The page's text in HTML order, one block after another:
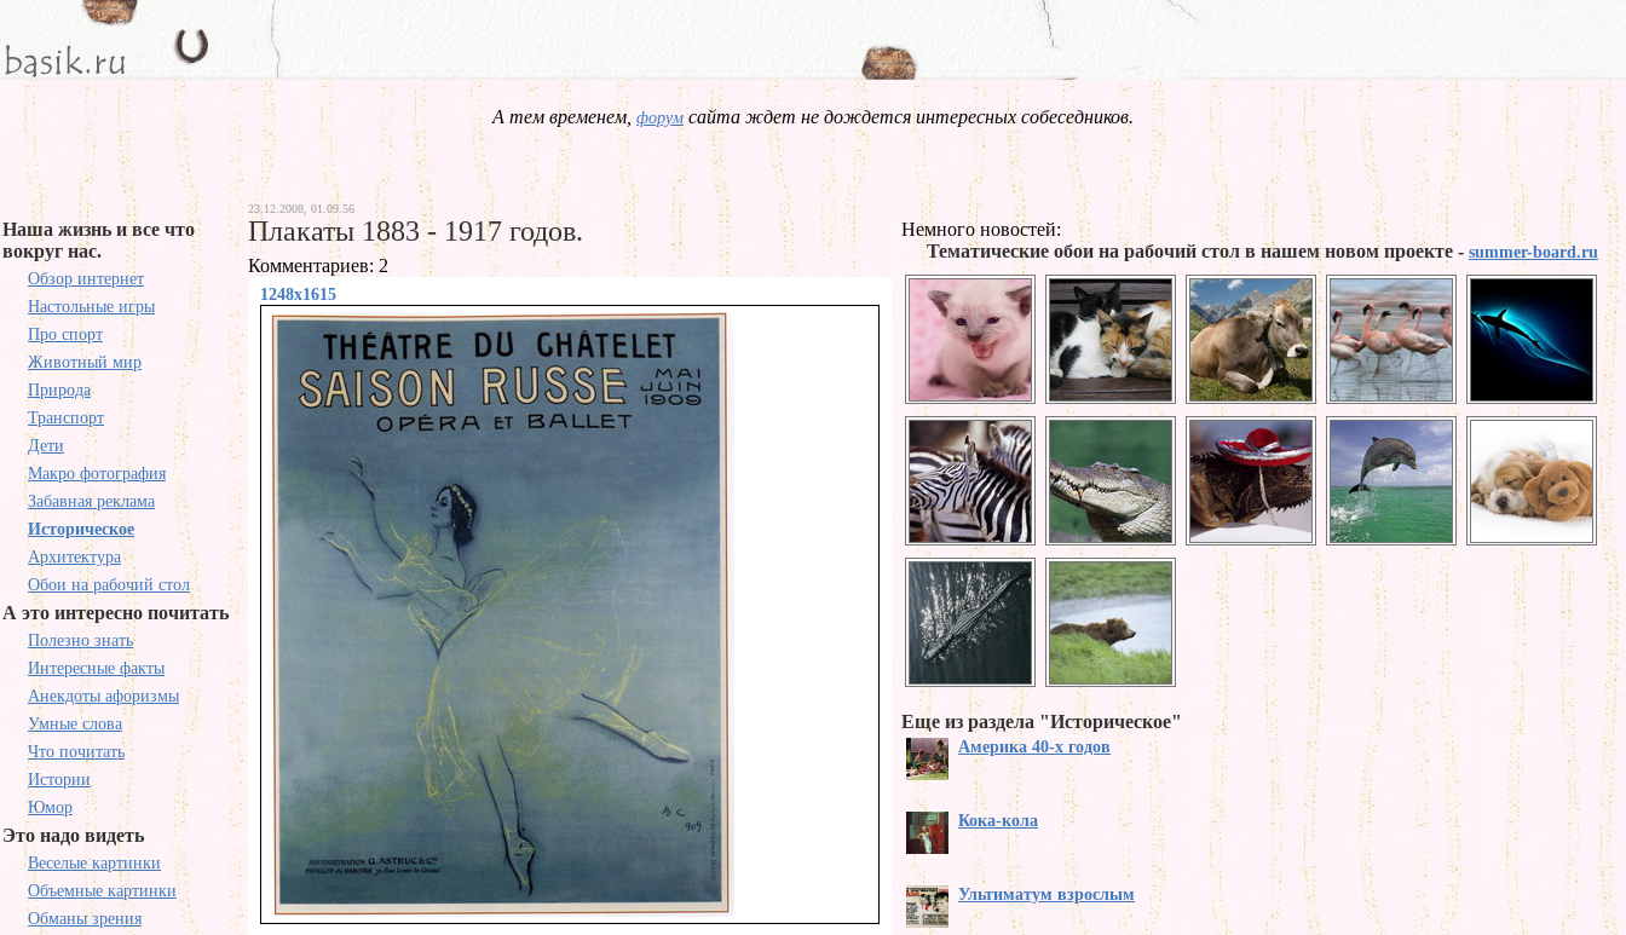
А тем временем, форум сайта ждет не дождется интересных собеседников.
Наша жизнь и все что
вокруг нас.
Обзор интернет
Настольные игры
Про спорт
Животный мир
Природа
Транспорт
Дети
Макро фотография
Забавная реклама
Историческое
Архитектура
Обои на рабочий стол
А это интересно почитать
Полезно знать
Интересные факты
Анекдоты афоризмы
Умные слова
Что почитать
Истории
Юмор
Это надо видеть
Веселые картинки
Объемные картинки
Обманы зрения
23.12.2008, 01.09.56
Плакаты 1883 - 1917 годов.
Комментариев: 2
1248x1615
Немного новостей:
Тематические обои на рабочий стол в нашем новом проекте - summer-board.ru
Еще из раздела "Историческое"
Америка 40-х годов
Кока-кола
Ультиматум взрослым